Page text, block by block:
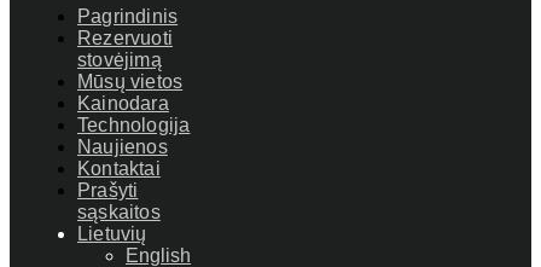
Pagrindinis
Rezervuoti
stovėjimą
Mūsų vietos
Kainodara
Technologija
Naujienos
Kontaktai
Prašyti
sąskaitos
Lietuvių
English